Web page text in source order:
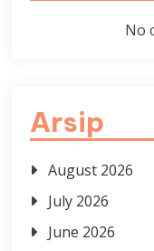
No
Arsip
August 2026
July 2026
June 2026